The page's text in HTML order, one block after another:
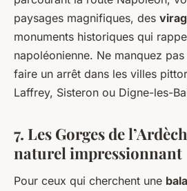
paysages magnifiques, des
monuments historiques qui
napoléonienne. Ne manquez
faire un arrêt dans les villes
Laffrey, Sisteron ou Digne-les-
7. Les Gorges de
naturel impressionnant
Pour ceux qui cherchent une